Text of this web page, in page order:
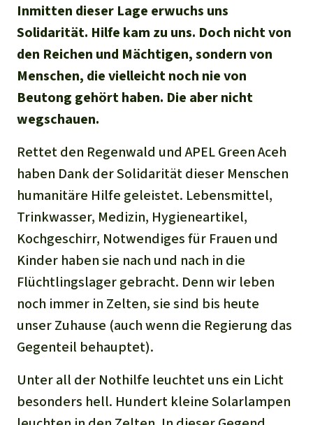
Inmitten dieser Lage erwuchs uns
Solidarität. Hilfe kam zu uns. Doch nicht von
den Reichen und Mächtigen, sondern von
Menschen, die vielleicht noch nie von
Beutong gehört haben. Die aber nicht
wegschauen.
Rettet den Regenwald und APEL Green Aceh
haben Dank der Solidarität dieser Menschen
humanitäre Hilfe geleistet. Lebensmittel,
Trinkwasser, Medizin, Hygieneartikel,
Kochgeschirr, Notwendiges für Frauen und
Kinder haben sie nach und nach in die
Flüchtlingslager gebracht. Denn wir leben
noch immer in Zelten, sie sind bis heute
unser Zuhause (auch wenn die Regierung das
Gegenteil behauptet).
Unter all der Nothilfe leuchtet uns ein Licht
besonders hell. Hundert kleine Solarlampen